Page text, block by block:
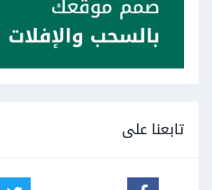
تابعنا على